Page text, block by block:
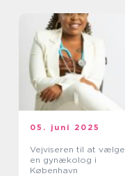
05. juni 2025
Vejviseren til at vælge
en gynækolog i
København